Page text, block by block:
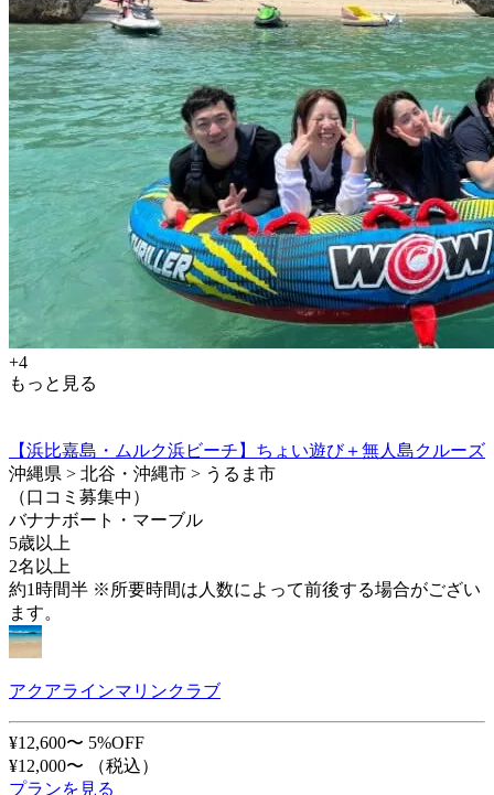
+4
もっと見る
【浜比嘉島・ムルク浜ビーチ】ちょい遊び＋無人島クルーズ
沖縄県 > 北谷・沖縄市 > うるま市
（口コミ募集中）
バナナボート・マーブル
5歳以上
2名以上
約1時間半 ※所要時間は人数によって前後する場合がござい
ます。
アクアラインマリンクラブ
¥12,600〜 5%OFF
¥12,000〜
（税込）
プランを見る